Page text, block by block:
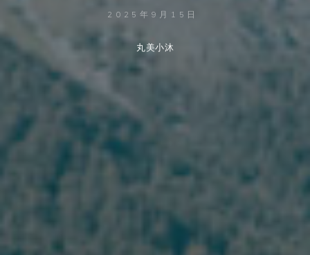
2025年9月15日
丸美小沐